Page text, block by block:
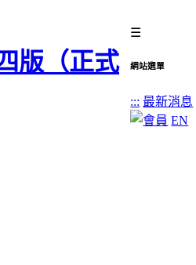
☰
網站選單
::: 最新消息
EN